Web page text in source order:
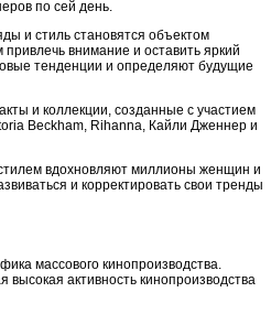
по сей день.
и стиль становятся объектом
внимание и оставить яркий
тенденции и определяют будущие
и коллекции, созданные с участием
Beckham, Rihanna, Кайли Дженнер и
вдохновляют миллионы женщин и
и корректировать свои тренды
массового кинопроизводства.
активность кинопроизводства